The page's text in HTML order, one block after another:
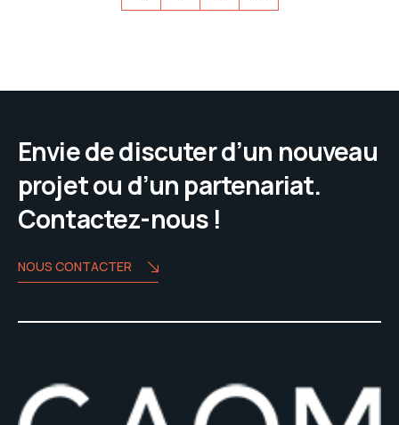
Envie de discuter d’un nouveau
projet ou d’un partenariat.
Contactez-nous !
NOUS CONTACTER